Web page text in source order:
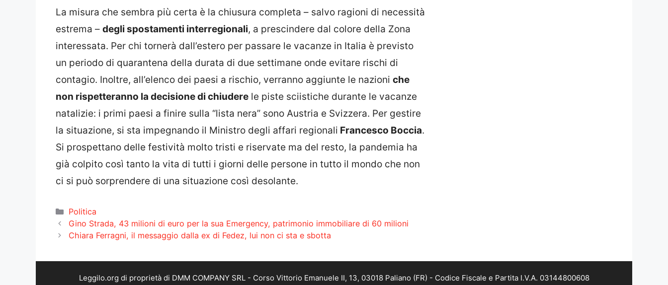
La misura che sembra più certa è la chiusura completa – salvo ragioni di necessità
estrema – degli spostamenti interregionali, a prescindere dal colore della Zona
interessata. Per chi tornerà dall’estero per passare le vacanze in Italia è previsto
un periodo di quarantena della durata di due settimane onde evitare rischi di
contagio. Inoltre, all’elenco dei paesi a rischio, verranno aggiunte le nazioni che
non rispetteranno la decisione di chiudere le piste sciistiche durante le vacanze
natalizie: i primi paesi a finire sulla “lista nera” sono Austria e Svizzera. Per gestire
la situazione, si sta impegnando il Ministro degli affari regionali Francesco Boccia.
Si prospettano delle festività molto tristi e riservate ma del resto, la pandemia ha
già colpito così tanto la vita di tutti i giorni delle persone in tutto il mondo che non
ci si può sorprendere di una situazione così desolante.
Categorie
Politica
Gino Strada, 43 milioni di euro per la sua Emergency, patrimonio immobiliare di 60 milioni
Chiara Ferragni, il messaggio dalla ex di Fedez, lui non ci sta e sbotta
Leggilo.org di proprietà di DMM COMPANY SRL - Corso Vittorio Emanuele II, 13, 03018 Paliano (FR) - Codice Fiscale e Partita I.V.A. 03144800608